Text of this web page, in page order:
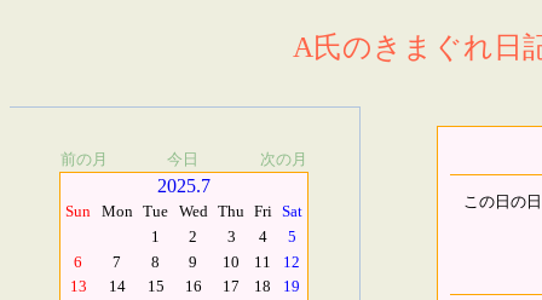
A氏のきまぐれ日
前の月 今日 次の月
2025.7
Sun Mon Tue Wed Thu Fri Sat
1
2 3 4
5
6
7 8 9 10 11
12
13
14 15 16 17 18
19
この日の